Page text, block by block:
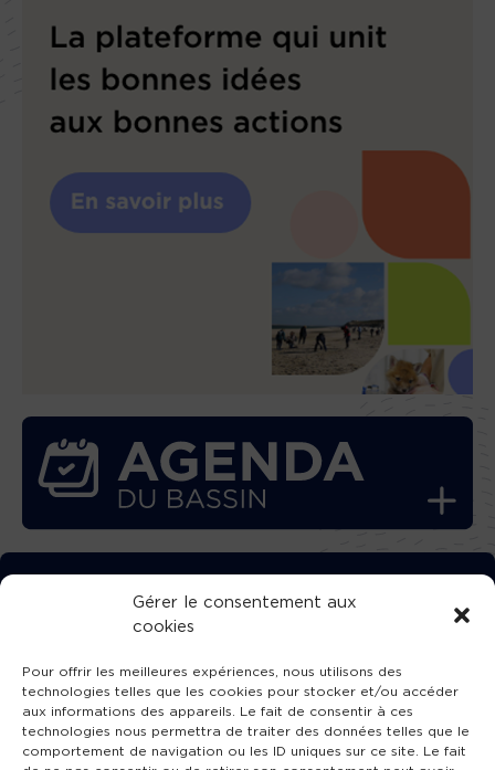
Gérer le consentement aux
cookies
Pour offrir les meilleures expériences, nous utilisons des
technologies telles que les cookies pour stocker et/ou accéder
aux informations des appareils. Le fait de consentir à ces
technologies nous permettra de traiter des données telles que le
comportement de navigation ou les ID uniques sur ce site. Le fait
TÉLÉCHARGEZ GRATUITEMENT
L’APPLICATION TVBA !
SUIVEZ-NOUS !